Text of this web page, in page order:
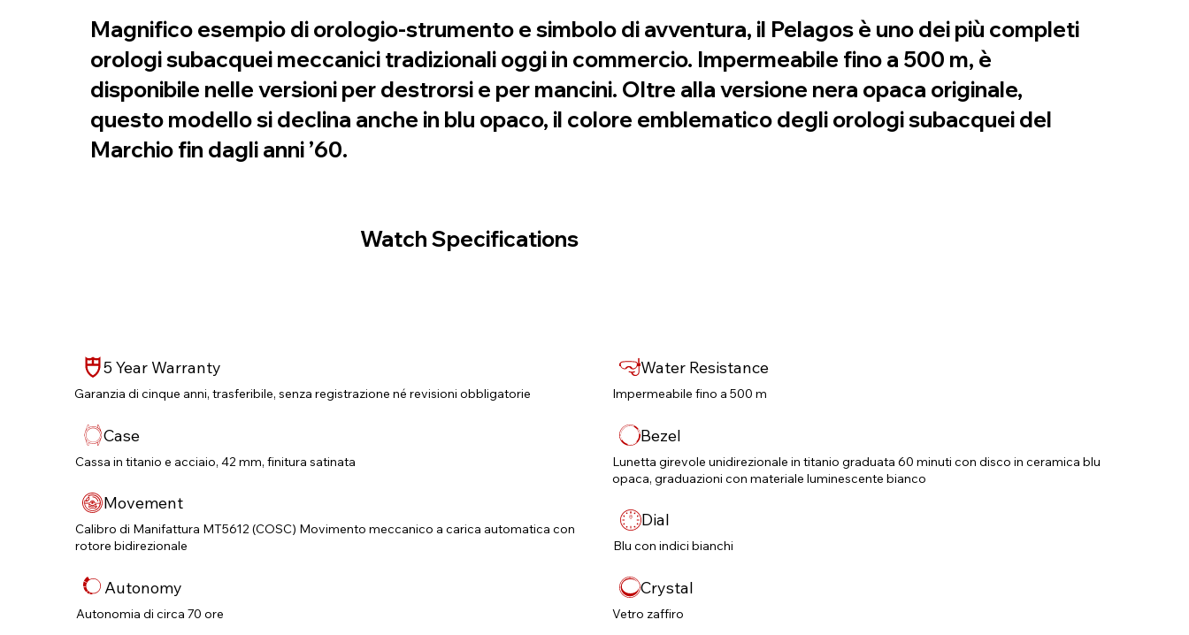
Magnifico esempio di orologio-strumento e simbolo di avventura, il Pelagos è uno dei più completi
orologi subacquei meccanici tradizionali oggi in commercio. Impermeabile fino a 500 m, è
disponibile nelle versioni per destrorsi e per mancini. Oltre alla versione nera opaca originale,
questo modello si declina anche in blu opaco, il colore emblematico degli orologi subacquei del
Marchio fin dagli anni ’60.
Watch Specifications
5 Year Warranty
Garanzia di cinque anni, trasferibile, senza registrazione né revisioni obbligatorie​
Case
Cassa in titanio e acciaio, 42 mm, finitura satinata
Movement
Calibro di Manifattura MT5612 (COSC) Movimento meccanico a carica automatica con
rotore bidirezionale
Autonomy
Autonomia di circa 70 ore
Water Resistance
Impermeabile fino a 500 m
Bezel
Lunetta girevole unidirezionale in titanio graduata 60 minuti con disco in ceramica blu
opaca, graduazioni con materiale luminescente bianco
Dial
Blu con indici bianchi
Crystal
Vetro zaffiro